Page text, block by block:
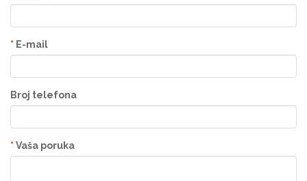
* E-mail
Broj telefona
* Vaša poruka